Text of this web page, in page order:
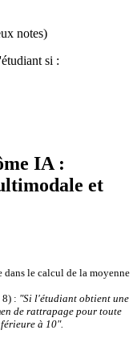
notes)
si :
IA :
et
dans le calcul de la moyenne
8) : "Si l'étudiant obtient une
de rattrapage pour toute
à 10".